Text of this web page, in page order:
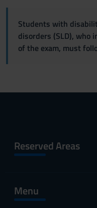
Students with
disorders (SLD), who
of the exam, must
Reserved Areas
Menu